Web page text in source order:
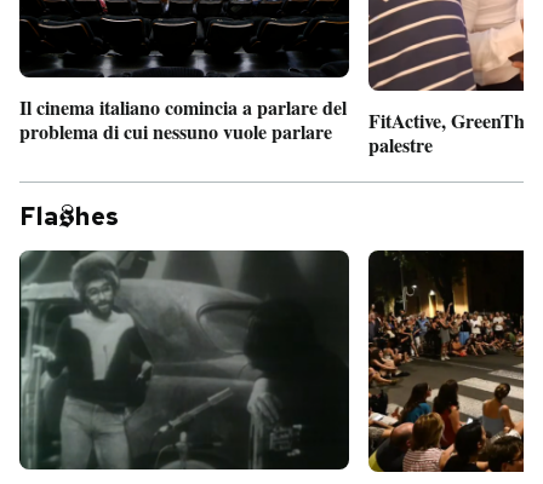
Il cinema italiano comincia a parlare del
problema di cui nessuno vuole parlare
FitActive,
palestre
Fla hes